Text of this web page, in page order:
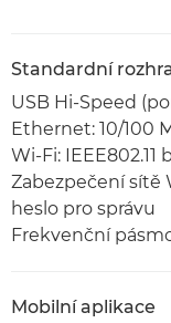
Standardní
USB Hi-Speed
Ethernet: 10/100
Wi-Fi: IEEE802.11
Zabezpečení sítě
heslo pro správu
Frekvenční
Mobilní aplikace